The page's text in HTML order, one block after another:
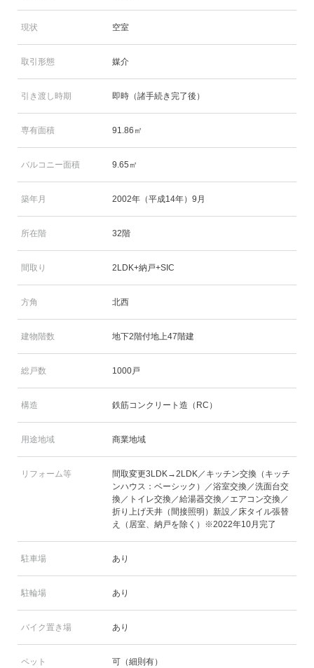
現状 空室
取引形態 媒介
引き渡し時期 即時（諸手続き完了後）
専有面積 91.86㎡
バルコニー面積 9.65㎡
築年月 2002年（平成14年）9月
所在階 32階
間取り 2LDK+納戸+SIC
方角 北西
建物階数 地下2階付地上47階建
総戸数 1000戸
構造 鉄筋コンクリート造（RC）
用途地域 商業地域
リフォーム等
間取変更3LDK→2LDK／キッチン交換（キッチ
ンハウス：ベーシック）／浴室交換／洗面台交
換／トイレ交換／給湯器交換／エアコン交換／
折り上げ天井（間接照明）新設／床タイル張替
え（居室、納戸を除く）※2022年10月完了
駐車場 あり
駐輪場 あり
バイク置き場 あり
ペット 可（細則有）